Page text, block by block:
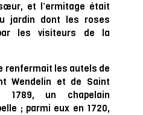
et l’ermitage était
jardin dont les roses
les visiteurs de la
renfermait les autels de
Wendelin et de Saint
1789, un chapelain
; parmi eux en 1720,